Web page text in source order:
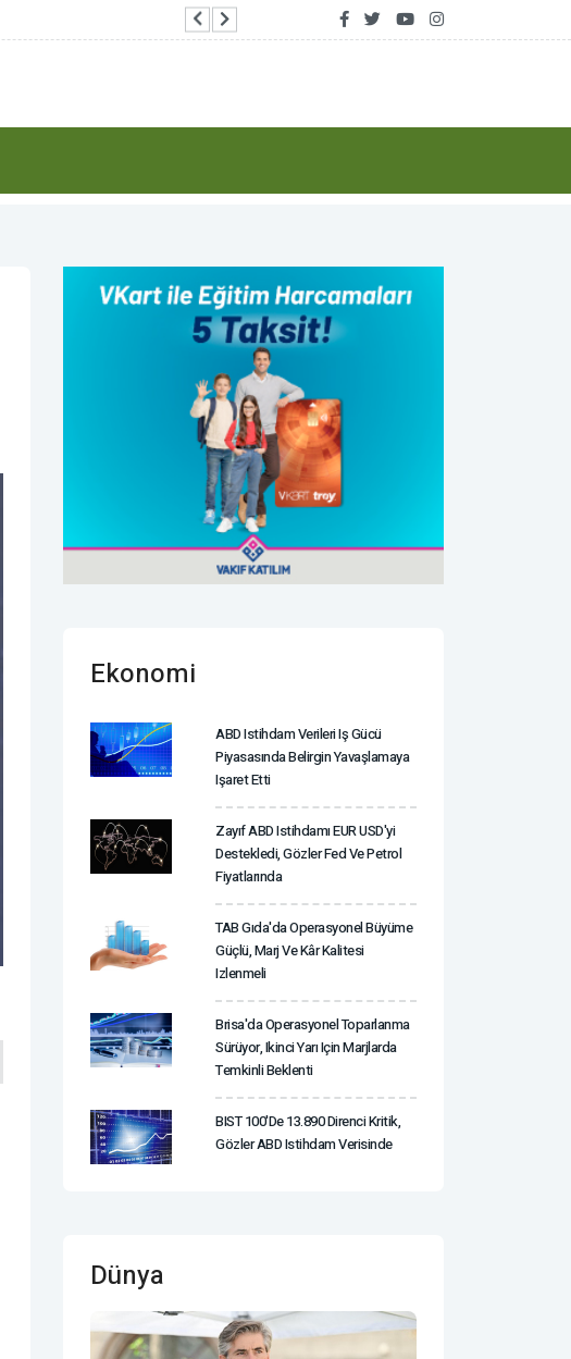
Göcek’te arızalanan tekne KIYEM-5 ile
Ekonomi
ABD Istihdam Verileri Iş Gücü
Piyasasında Belirgin Yavaşlamaya
Işaret Etti
Zayıf ABD Istihdamı EUR USD'yi
Destekledi, Gözler Fed Ve Petrol
Fiyatlarında
TAB Gıda'da Operasyonel Büyüme
Güçlü, Marj Ve Kâr Kalitesi
Izlenmeli
Brisa'da Operasyonel Toparlanma
Sürüyor, Ikinci Yarı Için Marjlarda
Temkinli Beklenti
BIST 100'de 13.890 Direnci Kritik,
Gözler ABD Istihdam Verisinde
Dünya